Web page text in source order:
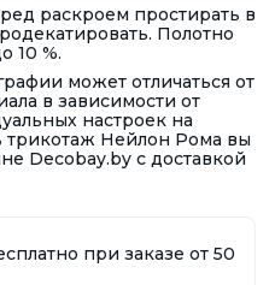
раскроем простирать в
Полотно
10 %.
может отличаться от
в зависимости от
настроек на
трикотаж Нейлон Рома вы
Decobay.by с доставкой
при заказе от 50